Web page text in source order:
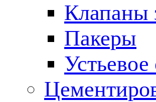
Клапаны
Пакеры